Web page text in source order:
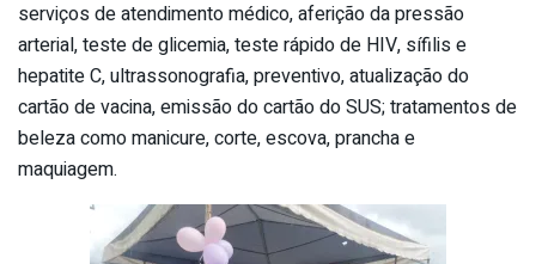
serviços de atendimento médico, aferição da pressão
arterial, teste de glicemia, teste rápido de HIV, sífilis e
hepatite C, ultrassonografia, preventivo, atualização do
cartão de vacina, emissão do cartão do SUS; tratamentos de
beleza como manicure, corte, escova, prancha e
maquiagem.